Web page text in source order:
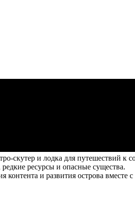
и лодка для путешествий к
ресурсы и опасные существа.
контента и развития острова вместе